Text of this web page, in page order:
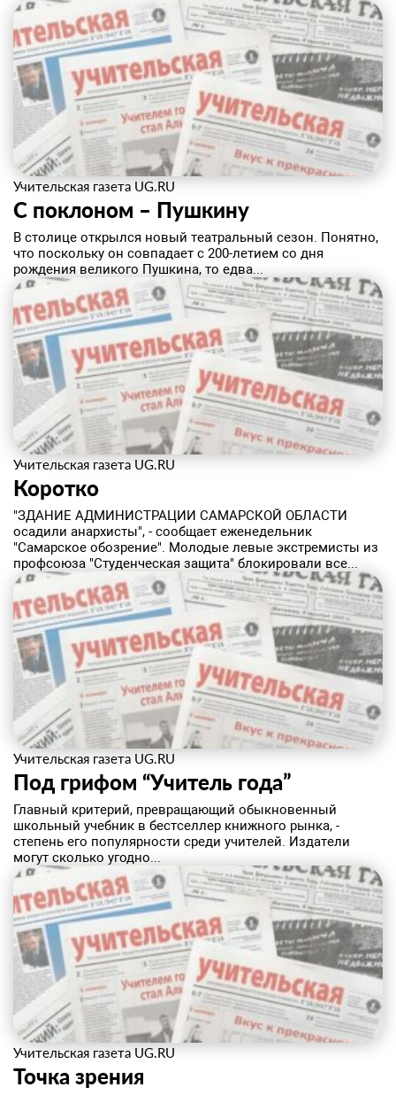
Учительская газета UG.RU
С поклоном – Пушкину
В столице открылся новый театральный сезон. Понятно,
что поскольку он совпадает с 200-летием со дня
рождения великого Пушкина, то едва...
Учительская газета UG.RU
Коротко
"ЗДАНИЕ АДМИНИСТРАЦИИ САМАРСКОЙ ОБЛАСТИ
осадили анархисты", - сообщает еженедельник
"Самарское обозрение". Молодые левые экстремисты из
профсоюза "Студенческая защита" блокировали все...
Учительская газета UG.RU
Под грифом “Учитель года”
Главный критерий, превращающий обыкновенный
школьный учебник в бестселлер книжного рынка, -
степень его популярности среди учителей. Издатели
могут сколько угодно...
Учительская газета UG.RU
Точка зрения